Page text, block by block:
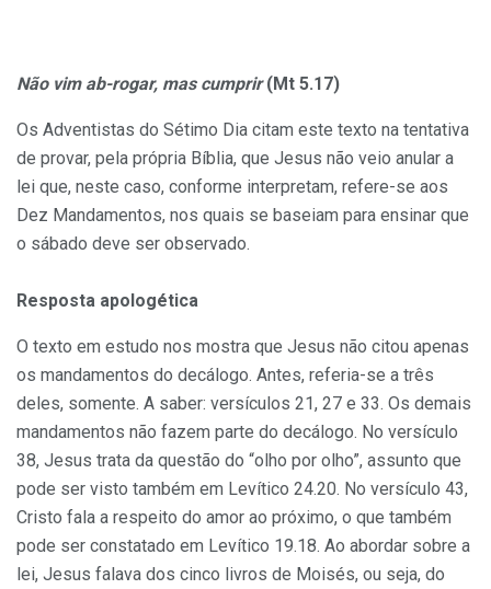
Não vim ab-rogar, mas cumprir(Mt 5.17)
Os Adventistas do Sétimo Dia citam este texto na tentativa
de provar, pela própria Bíblia, que Jesus não veio anular a
lei que, neste caso, conforme interpretam, refere-se aos
Dez Mandamentos, nos quais se baseiam para ensinar que
o sábado deve ser observado.
Resposta apologética
O texto em estudo nos mostra que Jesus não citou apenas
os mandamentos do decálogo. Antes, referia-se a três
deles, somente. A saber: versículos 21, 27 e 33. Os demais
mandamentos não fazem parte do decálogo. No versículo
38, Jesus trata da questão do “olho por olho”, assunto que
pode ser visto também em Levítico 24.20. No versículo 43,
Cristo fala a respeito do amor ao próximo, o que também
pode ser constatado em Levítico 19.18. Ao abordar sobre a
lei, Jesus falava dos cinco livros de Moisés, ou seja, do